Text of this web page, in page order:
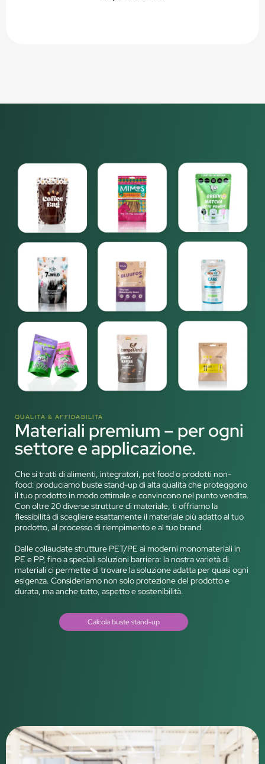
QUALITÀ & AFFIDABILITÀ
Materiali premium – per ogni
settore e applicazione.
Che si tratti di alimenti, integratori, pet food o prodotti non-
food: produciamo buste stand-up di alta qualità che proteggono
il tuo prodotto in modo ottimale e convincono nel punto vendita.
Con oltre 20 diverse strutture di materiale, ti offriamo la
flessibilità di scegliere esattamente il materiale più adatto al tuo
prodotto, al processo di riempimento e al tuo brand.
Dalle collaudate strutture PET/PE ai moderni monomateriali in
PE e PP, fino a speciali soluzioni barriera: la nostra varietà di
materiali ci permette di trovare la soluzione adatta per quasi ogni
esigenza. Consideriamo non solo protezione del prodotto e
durata, ma anche tatto, aspetto e sostenibilità.
Calcola buste stand-up